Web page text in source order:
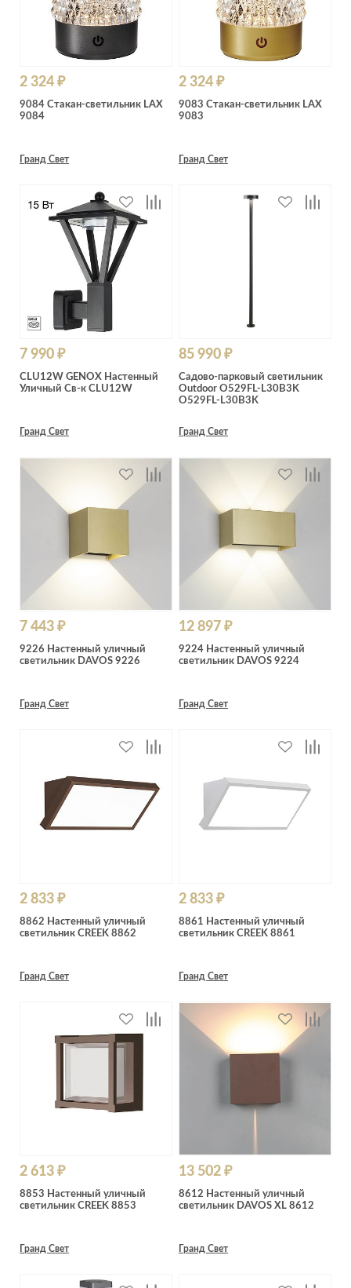
2 324 ₽
9084 Стакан-светильник LAX
9084
Гранд Свет
2 324 ₽
9083 Стакан-светильник LAX
9083
Гранд Свет
7 990 ₽
CLU12W GENOX Настенный
Уличный Св-к CLU12W
Гранд Свет
85 990 ₽
Садово-парковый светильник
Outdoor O529FL-L30B3K
O529FL-L30B3K
Гранд Свет
7 443 ₽
9226 Настенный уличный
светильник DAVOS 9226
Гранд Свет
12 897 ₽
9224 Настенный уличный
светильник DAVOS 9224
Гранд Свет
2 833 ₽
8862 Настенный уличный
светильник CREEK 8862
Гранд Свет
2 833 ₽
8861 Настенный уличный
светильник CREEK 8861
Гранд Свет
2 613 ₽
8853 Настенный уличный
светильник CREEK 8853
Гранд Свет
13 502 ₽
8612 Настенный уличный
светильник DAVOS XL 8612
Гранд Свет